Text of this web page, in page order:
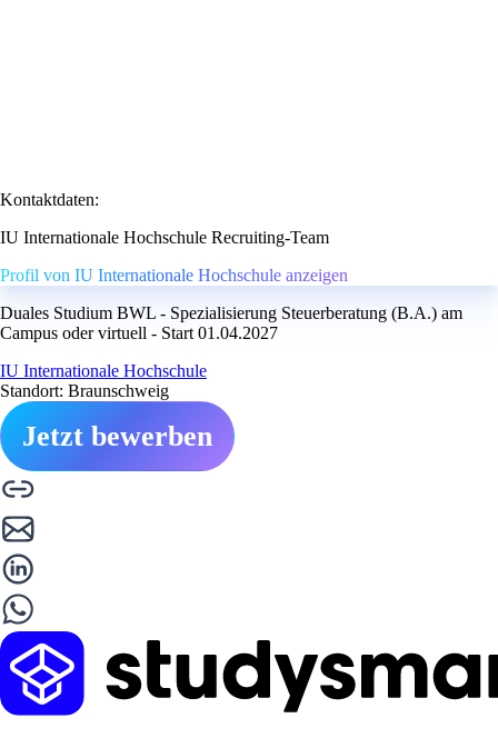
Kontaktdaten:
IU Internationale Hochschule Recruiting-Team
Profil von IU Internationale Hochschule anzeigen
Duales Studium BWL - Spezialisierung Steuerberatung (B.A.) am
Campus oder virtuell - Start 01.04.2027
IU Internationale Hochschule
Standort: Braunschweig
Jetzt bewerben